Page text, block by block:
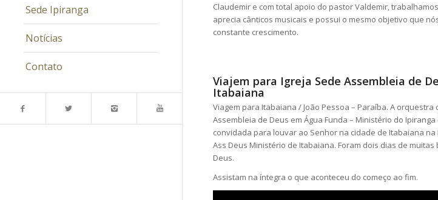
Sede Ipiranga
Notícias
Contato
Claudemir e com total apoio do pastor Valdemir,
aprecia cânticos musicais e possui o mesmo objetivo que
constante crescimento.
Viajem para Igreja Sede Assembleia de
Itabaiana
Viagem para Itabaiana / João Pessoa – Paraíba. A orquestra
Assembleia de Deus em Água Funda – Ministério do Ipiranga
convidada para louvar ao Senhor na cidade de Itabaiana na
Ass Deus Ministério de Itabaiana. Foram dois dias de muitas
Deus.
Assistam na íntegra o que aconteceu do começo ao fim.